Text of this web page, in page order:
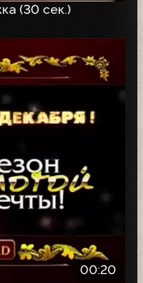
(30 сек.)
00:20